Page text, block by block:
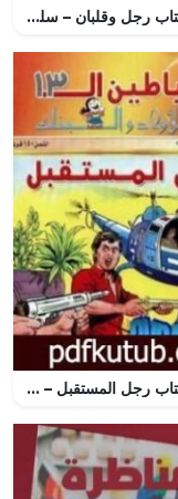
تحميل كتاب رجل وقلبان – سلسلة زهور PDF تأليف شريف شوقي مجانا [كامل]
تحميل كتاب رجل المستقبل – مجموعة الشياطين ال 13 PDF تأليف محمود سالم مجانا [كامل]